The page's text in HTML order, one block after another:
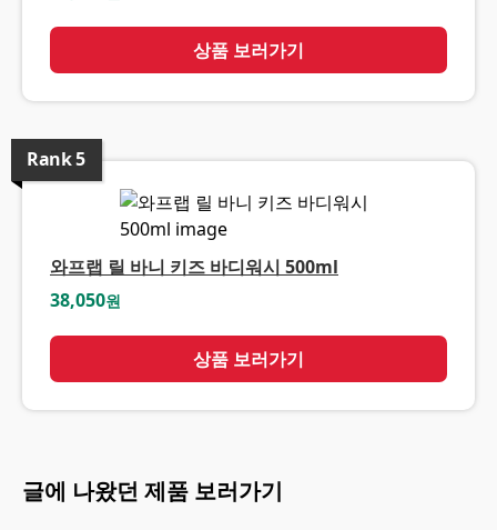
상품 보러가기
Rank5
와프랩 릴 바니 키즈 바디워시 500ml
38,050원
상품 보러가기
글에 나왔던 제품 보러가기